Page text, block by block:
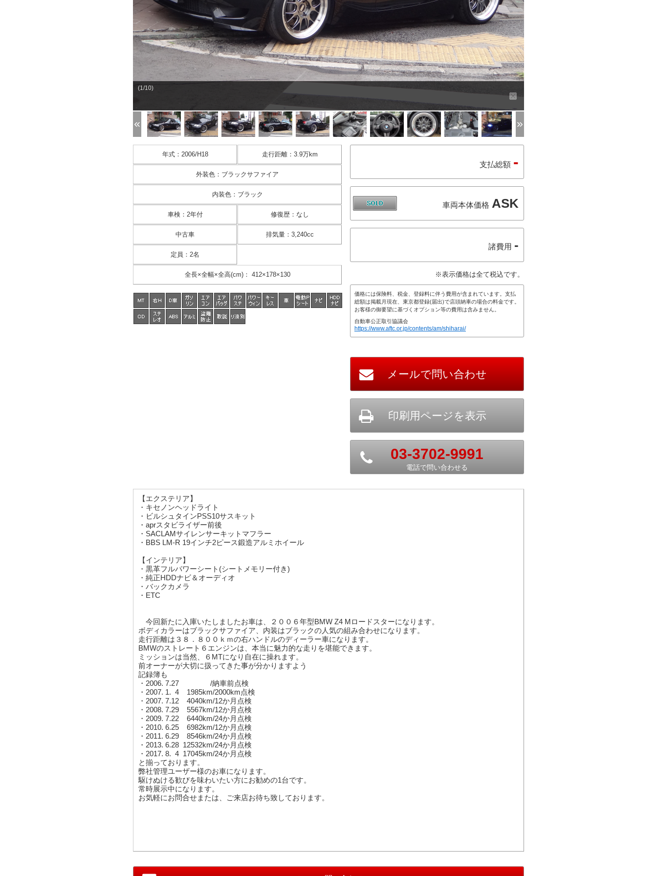
(1/10)
年式： 2006/H18 走行距離： 3.9万km
外装色 ： ブラックサファイア
内装色： ブラック
車検 ： 2年付 修復歴： なし
中古車 排気量： 3,240cc
定員 ： 2名
全長×全幅×全高(cm)： 412×178×130
支払総額 -
車両本体価格 ASK
諸費用 -
※表示価格は全て税込です。
価格には保険料、税金、登録料に伴う費用が含まれています。支払
総額は掲載月現在、東京都登録(届出)で店頭納車の場合の料金です。
お客様の御要望に基づくオプション等の費用は含みません。
自動車公正取引協議会
https://www.aftc.or.jp/contents/am/shiharai/
03-3702-9991
電話で問い合わせる
【エクステリア】
・キセノンヘッドライト
・ビルシュタインPSS10サスキット
・aprスタビライザー前後
・SACLAMサイレンサーキットマフラー
・BBS LM-R 19インチ2ピース鍛造アルミホイール
【インテリア】
・黒革フルパワーシート(シートメモリー付き)
・純正HDDナビ＆オーディオ
・バックカメラ
・ETC
今回新たに入庫いたしましたお車は、２００６年型BMW Z4 Mロードスターになります。
ボディカラーはブラックサファイア、内装はブラックの人気の組み合わせになります。
走行距離は３８．８００ｋｍの右ハンドルのディーラー車になります。
BMWのストレート６エンジンは、本当に魅力的な走りを堪能できます。
ミッションは当然、６MTになり自在に操れます。
前オーナーが大切に扱ってきた事が分かりますよう
記録簿も
・2006. 7.27 /納車前点検
・2007. 1. 4 1985km/2000km点検
・2007. 7.12 4040km/12か月点検
・2008. 7.29 5567km/12か月点検
・2009. 7.22 6440km/24か月点検
・2010. 6.25 6982km/12か月点検
・2011. 6.29 8546km/24か月点検
・2013. 6.28 12532km/24か月点検
・2017. 8. 4 17045km/24か月点検
と揃っております。
弊社管理ユーザー様のお車になります。
駆けぬける歓びを味わいたい方にお勧めの1台です。
常時展示中になります。
お気軽にお問合せまたは、ご来店お待ち致しております。